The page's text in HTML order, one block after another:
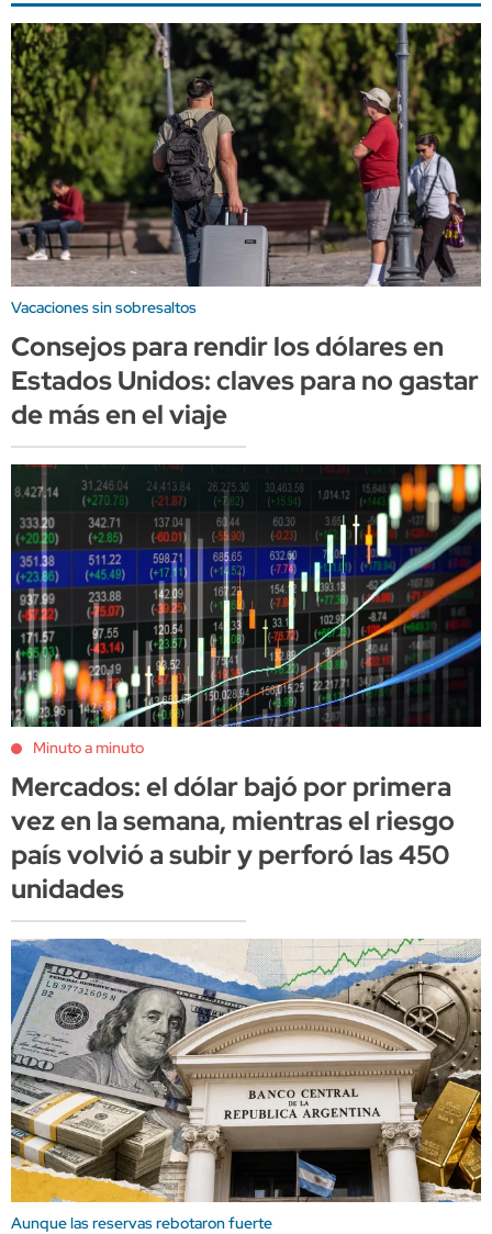
Vacaciones sin sobresaltos
Consejos para rendir los dólares en
Estados Unidos: claves para no gastar
de más en el viaje
Minuto a minuto
Mercados: el dólar bajó por primera
vez en la semana, mientras el riesgo
país volvió a subir y perforó las 450
unidades
Aunque las reservas rebotaron fuerte